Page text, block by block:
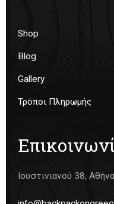
Shop
Blog
Gallery
Τρόποι Πληρωμής
Ιουστινιανού 38,